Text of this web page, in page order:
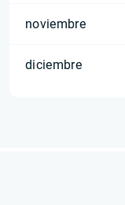
noviembre
diciembre